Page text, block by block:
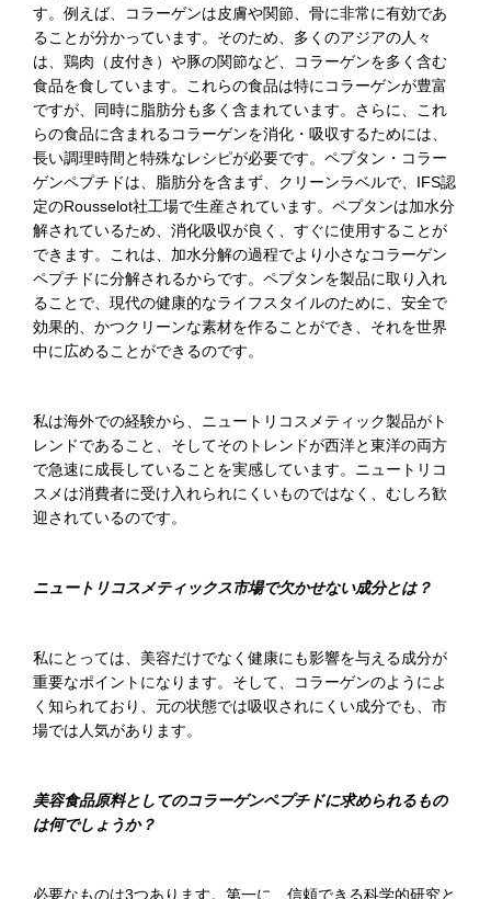
す。例えば、コラーゲンは皮膚や関節、骨に非常に有効であ
ることが分かっています。そのため、多くのアジアの人々
は、鶏肉（皮付き）や豚の関節など、コラーゲンを多く含む
食品を食しています。これらの食品は特にコラーゲンが豊富
ですが、同時に脂肪分も多く含まれています。さらに、これ
らの食品に含まれるコラーゲンを消化・吸収するためには、
長い調理時間と特殊なレシピが必要です。ペプタン・コラー
ゲンペプチドは、脂肪分を含まず、クリーンラベルで、IFS認
定のRousselot社工場で生産されています。ペプタンは加水分
解されているため、消化吸収が良く、すぐに使用することが
できます。これは、加水分解の過程でより小さなコラーゲン
ペプチドに分解されるからです。ペプタンを製品に取り入れ
ることで、現代の健康的なライフスタイルのために、安全で
効果的、かつクリーンな素材を作ることができ、それを世界
中に広めることができるのです。
私は海外での経験から、ニュートリコスメティック製品がト
レンドであること、そしてそのトレンドが西洋と東洋の両方
で急速に成長していることを実感しています。ニュートリコ
スメは消費者に受け入れられにくいものではなく、むしろ歓
迎されているのです。
ニュートリコスメティックス市場で欠かせない成分とは？
私にとっては、美容だけでなく健康にも影響を与える成分が
重要なポイントになります。そして、コラーゲンのようによ
く知られており、元の状態では吸収されにくい成分でも、市
場では人気があります。
美容食品原料としてのコラーゲンペプチドに求められるもの
は何でしょうか？
必要なものは3つあります。第一に、信頼できる科学的研究と